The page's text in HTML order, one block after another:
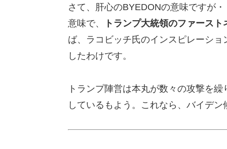
さて、肝心のBYEDONの意味ですが
意味で、
トランプ大統領のファース
ば、ラコビッチ氏のインスピレーシ
したわけです。
トランプ陣営は本丸が数々の攻撃を
しているもよう。これなら、バイデン